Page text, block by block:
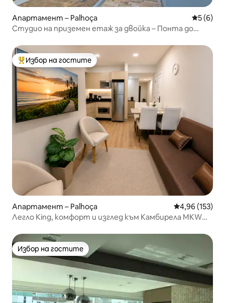
Апартамент – Palhoça Средна
5 (6)
Студио на приземен етаж за двойка – Понта до
Най-популярен избор на гостите
Избор на гостите
Апартамент – Palhoça Средна
4,96 (153)
Легло King, комфорт и изглед към Камбирела MKW
Избор на гостите
Избор на гостите